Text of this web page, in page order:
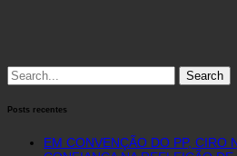
Search
for:
Posts recentes
EM CONVENÇÃO DO PP, CIRO